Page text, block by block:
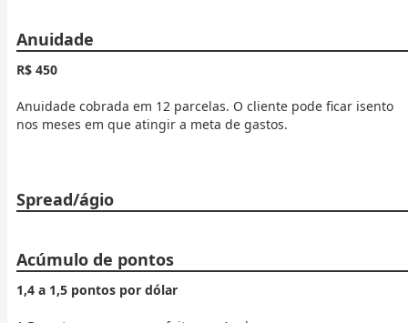
Anuidade
R$ 450
Anuidade cobrada em 12 parcelas. O cliente pode ficar isento
nos meses em que atingir a meta de gastos.
Spread/ágio
Acúmulo de pontos
1,4 a 1,5 pontos por dólar